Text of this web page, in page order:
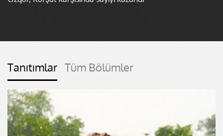
Tanıtımlar Tüm Bölümler